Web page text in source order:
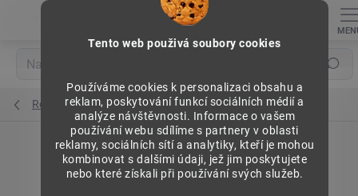
Tento web použivá soubory cookies
Používáme cookies k personalizaci obsahu a
reklam, poskytování funkcí sociálních médií a
analýze návštěvnosti. Informace o vašem
používání webu sdílíme s partnery v oblasti
reklamy, sociálních sítí a analytiky, kteří je mohou
kombinovat s dalšími údaji, jež jim poskytujete
nebo které získali při používání svých služeb.
Hledat
Regály výška 1840 mm, přídavné moduly